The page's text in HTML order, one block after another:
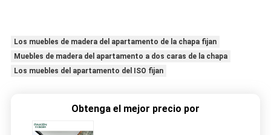
Los muebles de madera del apartamento de la chapa fijan
Muebles de madera del apartamento a dos caras de la chapa
Los muebles del apartamento del ISO fijan
Obtenga el mejor precio por